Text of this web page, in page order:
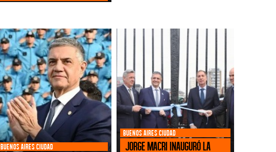
BUENOS AIRES CIUDAD
BUENOS AIRES CIUDAD
Jorge Macri inauguró la